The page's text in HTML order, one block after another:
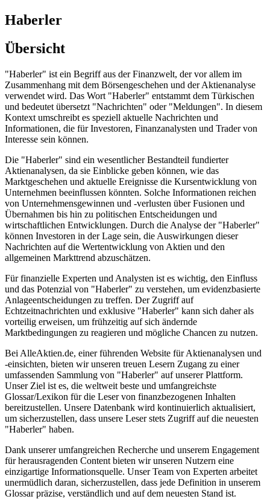
Haberler
Übersicht
"Haberler" ist ein Begriff aus der Finanzwelt, der vor allem im
Zusammenhang mit dem Börsengeschehen und der Aktienanalyse
verwendet wird. Das Wort "Haberler" entstammt dem Türkischen
und bedeutet übersetzt "Nachrichten" oder "Meldungen". In diesem
Kontext umschreibt es speziell aktuelle Nachrichten und
Informationen, die für Investoren, Finanzanalysten und Trader von
Interesse sein können.
Die "Haberler" sind ein wesentlicher Bestandteil fundierter
Aktienanalysen, da sie Einblicke geben können, wie das
Marktgeschehen und aktuelle Ereignisse die Kursentwicklung von
Unternehmen beeinflussen könnten. Solche Informationen reichen
von Unternehmensgewinnen und -verlusten über Fusionen und
Übernahmen bis hin zu politischen Entscheidungen und
wirtschaftlichen Entwicklungen. Durch die Analyse der "Haberler"
können Investoren in der Lage sein, die Auswirkungen dieser
Nachrichten auf die Wertentwicklung von Aktien und den
allgemeinen Markttrend abzuschätzen.
Für finanzielle Experten und Analysten ist es wichtig, den Einfluss
und das Potenzial von "Haberler" zu verstehen, um evidenzbasierte
Anlageentscheidungen zu treffen. Der Zugriff auf
Echtzeitnachrichten und exklusive "Haberler" kann sich daher als
vorteilig erweisen, um frühzeitig auf sich ändernde
Marktbedingungen zu reagieren und mögliche Chancen zu nutzen.
Bei AlleAktien.de, einer führenden Website für Aktienanalysen und
-einsichten, bieten wir unseren treuen Lesern Zugang zu einer
umfassenden Sammlung von "Haberler" auf unserer Plattform.
Unser Ziel ist es, die weltweit beste und umfangreichste
Glossar/Lexikon für die Leser von finanzbezogenen Inhalten
bereitzustellen. Unsere Datenbank wird kontinuierlich aktualisiert,
um sicherzustellen, dass unsere Leser stets Zugriff auf die neuesten
"Haberler" haben.
Dank unserer umfangreichen Recherche und unserem Engagement
für herausragenden Content bieten wir unseren Nutzern eine
einzigartige Informationsquelle. Unser Team von Experten arbeitet
unermüdlich daran, sicherzustellen, dass jede Definition in unserem
Glossar präzise, verständlich und auf dem neuesten Stand ist.